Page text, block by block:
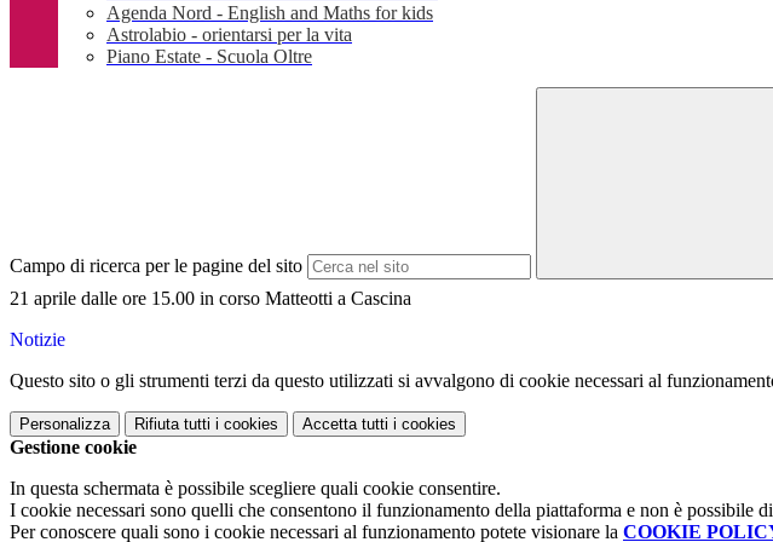
Agenda Nord - English and Maths for kids
Astrolabio - orientarsi per la vita
Piano Estate - Scuola Oltre
Campo di ricerca per le pagine del sito
21 aprile dalle ore 15.00 in corso Matteotti a Cascina
Notizie
Questo sito o gli strumenti terzi da questo utilizzati si avvalgono di cookie necessari al
Personalizza Rifiuta tutti i cookies Accetta tutti i cookies
Gestione cookie
In questa schermata è possibile scegliere quali cookie consentire.
I cookie necessari sono quelli che consentono il funzionamento della piattaforma e non è possibile
Per conoscere quali sono i cookie necessari al funzionamento potete visionare la COOKIE